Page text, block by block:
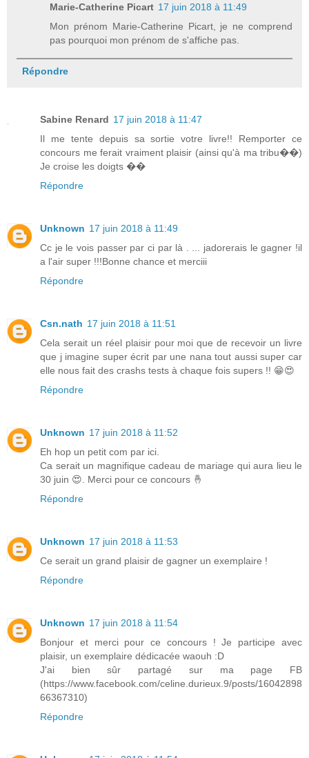
Marie-Catherine Picart 17 juin 2018 à 11:49
Mon prénom Marie-Catherine Picart, je ne comprend
pas pourquoi mon prénom de s'affiche pas.
Répondre
Sabine Renard 17 juin 2018 à 11:47
Il me tente depuis sa sortie votre livre!! Remporter ce
concours me ferait vraiment plaisir (ainsi qu'à ma tribu��)
Je croise les doigts ��
Répondre
Unknown 17 juin 2018 à 11:49
Cc je le vois passer par ci par là . ... jadorerais le gagner !il
a l'air super !!!Bonne chance et merciii
Répondre
Csn.nath 17 juin 2018 à 11:51
Cela serait un réel plaisir pour moi que de recevoir un livre
que j imagine super écrit par une nana tout aussi super car
elle nous fait des crashs tests à chaque fois supers !! 😁😍
Répondre
Unknown 17 juin 2018 à 11:52
Eh hop un petit com par ici.
Ca serait un magnifique cadeau de mariage qui aura lieu le
30 juin 😍. Merci pour ce concours 🤞
Répondre
Unknown 17 juin 2018 à 11:53
Ce serait un grand plaisir de gagner un exemplaire !
Répondre
Unknown 17 juin 2018 à 11:54
Bonjour et merci pour ce concours ! Je participe avec
plaisir, un exemplaire dédicacée waouh :D
J'ai bien sûr partagé sur ma page FB
(https://www.facebook.com/celine.durieux.9/posts/16042898
66367310)
Répondre